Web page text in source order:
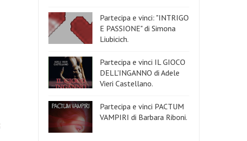
Partecipa e vinci: "INTRIGO
E PASSIONE" di Simona
Liubicich.
Partecipa e vinci IL GIOCO
DELL'INGANNO di Adele
Vieri Castellano.
Partecipa e vinci PACTUM
VAMPIRI di Barbara Riboni.